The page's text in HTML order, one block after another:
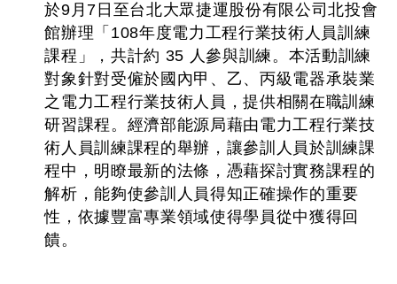
於9月7日至台北大眾捷運股份有限公司北投會
館辦理「108年度電力工程行業技術人員訓練
課程」，共計約 35 人參與訓練。本活動訓練
對象針對受僱於國內甲、乙、丙級電器承裝業
之電力工程行業技術人員，提供相關在職訓練
研習課程。經濟部能源局藉由電力工程行業技
術人員訓練課程的舉辦，讓參訓人員於訓練課
程中，明瞭最新的法條，憑藉探討實務課程的
解析，能夠使參訓人員得知正確操作的重要
性，依據豐富專業領域使得學員從中獲得回
饋。